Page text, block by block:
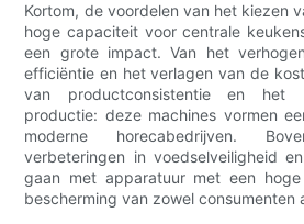
Kortom, de voordelen van het kiezen
hoge capaciteit voor centrale
een grote impact. Van het
efficiëntie en het verlagen van de
van productconsistentie en het
productie: deze machines vormen
moderne horecabedrijven.
verbeteringen in voedselveiligheid
gaan met apparatuur met een
bescherming van zowel consumenten